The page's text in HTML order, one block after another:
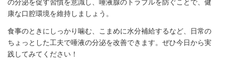
康な口腔環境を維持しましょう。
食事のときにしっかり噛む、こまめに水分補給するなど、日常の
ちょっとした工夫で唾液の分泌を改善できます。ぜひ今日から実
践してみてください！